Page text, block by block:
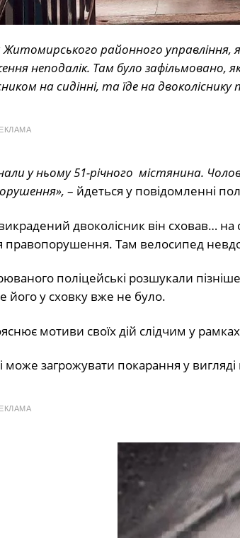
районного управління,
неподалік. Там було зафільмовано,
на сидінні, та їде на двоколіснику
у ньому 51-річного містянина.
– йдеться у повідомленні
двоколісник він сховав… на
правопорушення. Там велосипед
поліцейські розшукали
його у сховку вже не було.
мотиви своїх дій слідчим у
може загрожувати покарання у